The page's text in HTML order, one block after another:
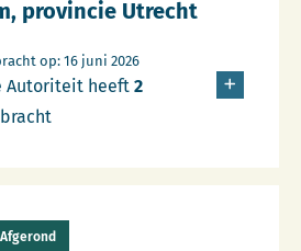
provincie Utrecht
op: 16 juni 2026
Autoriteit heeft 2
Afgerond